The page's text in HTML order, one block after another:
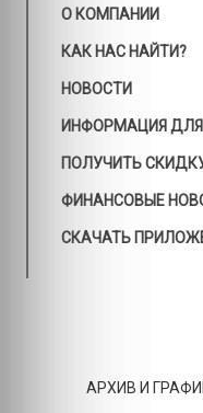
О КОМПАНИИ
КАК НАС НАЙТИ?
НОВОСТИ
ИНФОРМАЦИЯ
ПОЛУЧИТЬ
ФИНАНСОВЫЕ
СКАЧАТЬ
АРХИВ И